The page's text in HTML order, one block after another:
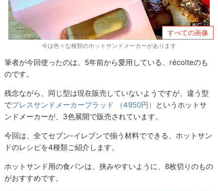
すべての画像
今は色々な種類のホットサンドメーカーがあります
筆者が今回使ったのは、5年前から愛用している、récolteのも
のです。
残念ながら、同じ型は現在販売していないようですが、違う型
でプレスサンドメーカープラッド （4950円） というホットサ
ンドメーカーが、3色展開で販売されています。
今回は、全てセブン-イレブンで揃う材料でできる、ホットサン
ドのレシピを4種類ご紹介します。
ホットサンド用の食パンは、挟みやすいように、8枚切りのもの
がおすすめです。